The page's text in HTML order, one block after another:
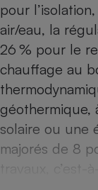
pour
air/eau, la
26 % pour le
chauffage au
géothermique,
solaire ou une
majorés de 8
travaux,